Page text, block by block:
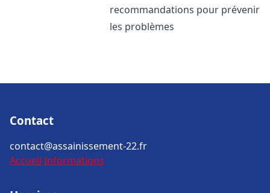
recommandations pour prévenir
les problèmes
Contact
contact@assainissement-22.fr
Accueil Informations